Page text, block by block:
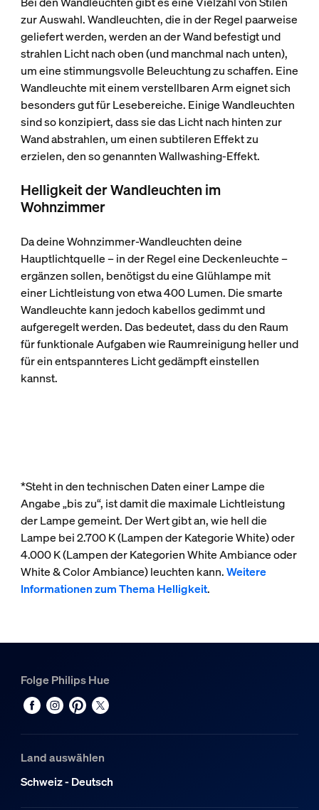
zur Auswahl. Wandleuchten, die in der Regel paarweise
geliefert werden, werden an der Wand befestigt und
strahlen Licht nach oben (und manchmal nach unten),
um eine stimmungsvolle Beleuchtung zu schaffen. Eine
Wandleuchte mit einem verstellbaren Arm eignet sich
besonders gut für Lesebereiche. Einige Wandleuchten
sind so konzipiert, dass sie das Licht nach hinten zur
Wand abstrahlen, um einen subtileren Effekt zu
erzielen, den so genannten Wallwashing-Effekt.
Helligkeit der Wandleuchten im
Wohnzimmer
Da deine Wohnzimmer-Wandleuchten deine
Hauptlichtquelle – in der Regel eine Deckenleuchte –
ergänzen sollen, benötigst du eine Glühlampe mit
einer Lichtleistung von etwa 400 Lumen. Die smarte
Wandleuchte kann jedoch kabellos gedimmt und
aufgeregelt werden. Das bedeutet, dass du den Raum
für funktionale Aufgaben wie Raumreinigung heller und
für ein entspannteres Licht gedämpft einstellen
kannst.
*Steht in den technischen Daten einer Lampe die
Angabe „bis zu“, ist damit die maximale Lichtleistung
der Lampe gemeint. Der Wert gibt an, wie hell die
Lampe bei 2.700 K (Lampen der Kategorie White) oder
4.000 K (Lampen der Kategorien White Ambiance oder
White & Color Ambiance) leuchten kann.Weitere
Informationen zum Thema Helligkeit.
Folge Philips Hue
Land auswählen
Schweiz - Deutsch